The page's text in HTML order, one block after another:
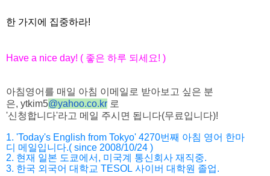
한 가지에 집중하라!
Have a nice day! ( 좋은 하루 되세요! )
아침영어를 매일 아침 이메일로 받아보고 싶은 분
은, ytkim5@yahoo.co.kr 로
'신청합니다'라고 메일 주시면 됩니다(무료입니다)!
1. 'Today's English from Tokyo' 4270번째 아침 영어 한마
디 메일입니다.( since 2008/10/24 )
2. 현재 일본 도쿄에서 , 미국계 통신회사 재직중.
3. 한국 외국어 대학교 TESOL 사이버 대학원 졸업.